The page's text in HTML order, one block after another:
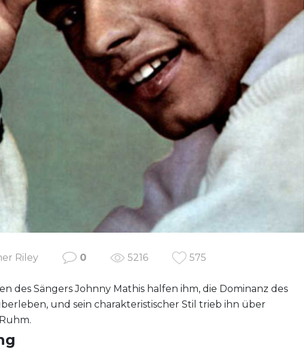
Riley 0 5216 575
des Sängers Johnny Mathis halfen ihm, die Dominanz des
und sein charakteristischer Stil trieb ihn über